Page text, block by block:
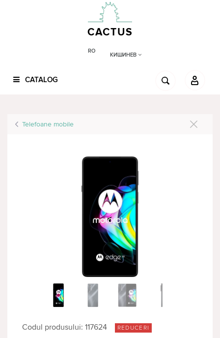
CACTUS
RO
КИШИНЕВ
CATALOG
Telefoane mobile
Codul produsului: 117624 REDUCERI